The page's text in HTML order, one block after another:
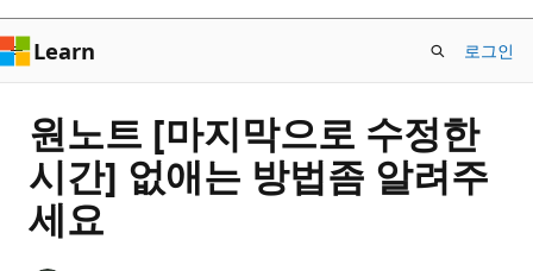
Learn 로그인
원노트 [마지막으로 수정한
시간] 없애는 방법좀 알려주
세요